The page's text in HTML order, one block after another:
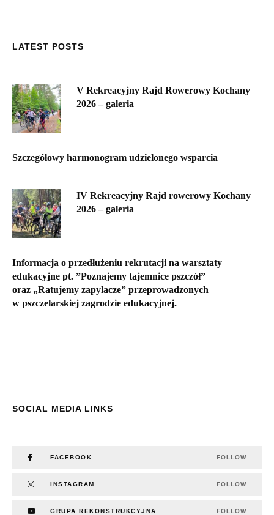
LATEST POSTS
V Rekreacyjny Rajd Rowerowy Kochany
2026 – galeria
Szczegółowy harmonogram udzielonego wsparcia
IV Rekreacyjny Rajd rowerowy Kochany
2026 – galeria
Informacja o przedłużeniu rekrutacji na warsztaty
edukacyjne pt. ”Poznajemy tajemnice pszczół”
oraz „Ratujemy zapylacze” przeprowadzonych
w pszczelarskiej zagrodzie edukacyjnej.
SOCIAL MEDIA LINKS
FACEBOOK FOLLOW
INSTAGRAM FOLLOW
GRUPA REKONSTRUKCYJNA FOLLOW